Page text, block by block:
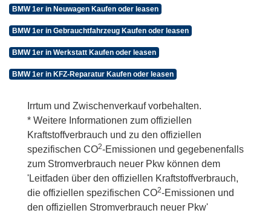
BMW 1er in Neuwagen Kaufen oder leasen
BMW 1er in Gebrauchtfahrzeug Kaufen oder leasen
BMW 1er in Werkstatt Kaufen oder leasen
BMW 1er in KFZ-Reparatur Kaufen oder leasen
Irrtum und Zwischenverkauf vorbehalten.
* Weitere Informationen zum offiziellen
Kraftstoffverbrauch und zu den offiziellen
spezifischen CO2-Emissionen und gegebenenfalls
zum Stromverbrauch neuer Pkw können dem
'Leitfaden über den offiziellen Kraftstoffverbrauch,
die offiziellen spezifischen CO2-Emissionen und
den offiziellen Stromverbrauch neuer Pkw'